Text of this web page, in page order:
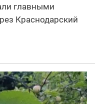
главными
Краснодарский